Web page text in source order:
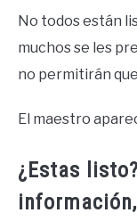
No todos están
muchos se les
no permitirán
El maestro
¿Estas